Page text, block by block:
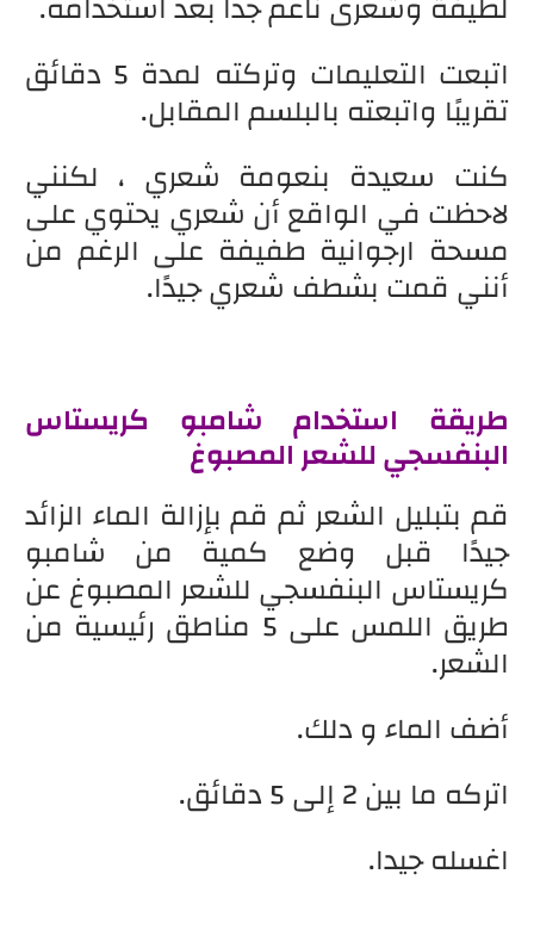
اتبعت التعليمات وتركته لمدة 5 دقائق
تقريبًا واتبعته بالبلسم المقابل.
كنت سعيدة بنعومة شعري ، لكنني
لاحظت في الواقع أن شعري يحتوي على
مسحة ارجوانية طفيفة على الرغم من
أنني قمت بشطف شعري جيدًا.
طريقة استخدام شامبو كريستاس
البنفسجي للشعر المصبوغ
قم بتبليل الشعر ثم قم بإزالة الماء الزائد
جيدًا قبل وضع كمية من شامبو
كريستاس البنفسجي للشعر المصبوغ عن
طريق اللمس على 5 مناطق رئيسية من
الشعر.
أضف الماء و دلك.
اتركه ما بين 2 إلى 5 دقائق.
اغسله جيدا.